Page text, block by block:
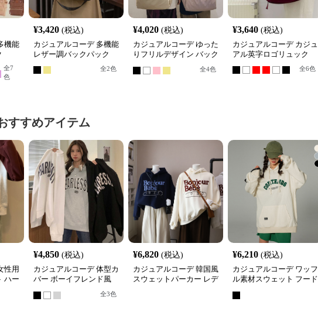
機能
全7
色
¥3,420 (税込)
カジュアルコーデ 多機能
レザー調バックパック
全2色
¥4,020 (税込)
カジュアルコーデ ゆった
りフリルデザイン バック
全4色
¥3,640 (税込)
カジュアルコーデ カジュ
アル英字ロゴリュック
全6色
すすめアイテム
性用
ハー
¥4,850 (税込)
カジュアルコーデ 体型カ
バー ボーイフレンド風
全3色
¥6,820 (税込)
カジュアルコーデ 韓国風
スウェットパーカー レデ
¥6,210 (税込)
カジュアルコーデ ワッフ
ル素材スウェット フード